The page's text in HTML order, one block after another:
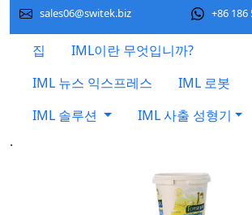
sales06@switek.biz +86 186
집
IML이란 무엇입니까?
IML 뉴스 익스프레스
IML 로봇
IML 솔루션
IML 사출 성형기
.